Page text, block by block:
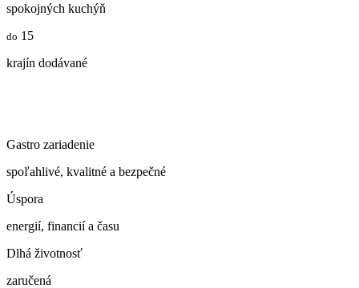
spokojných kuchýň
do 15
krajín dodávané
Gastro zariadenie
spoľahlivé, kvalitné a bezpečné
Úspora
energií, financií a času
Dlhá životnosť
zaručená